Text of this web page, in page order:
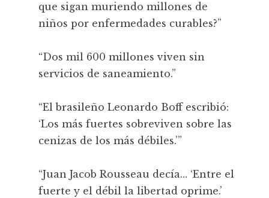
que sigan muriendo millones de
niños por enfermedades curables?”
“Dos mil 600 millones viven sin
servicios de saneamiento.”
“El brasileño Leonardo Boff escribió:
‘Los más fuertes sobreviven sobre las
cenizas de los más débiles.’”
“Juan Jacob Rousseau decía… ‘Entre el
fuerte y el débil la libertad oprime.’